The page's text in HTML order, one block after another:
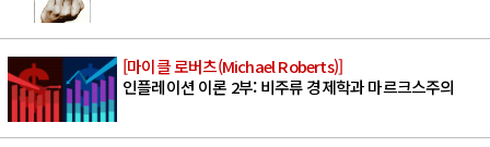
[마이클 로버츠(Michael Roberts)]
인플레이션 이론 2부: 비주류 경제학과 마르크스주의